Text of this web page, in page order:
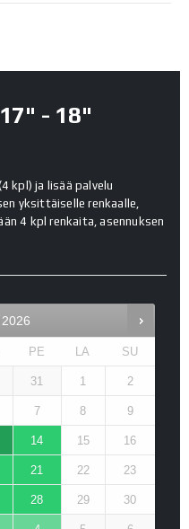
- 18"
kpl) ja lisää palvelu
yksittäiselle renkaalle,
4 kpl renkaita, asennuksen
2026
PE LA SU
31 1 2
7 8 9
14 15 16
21 22 23
28 29 30